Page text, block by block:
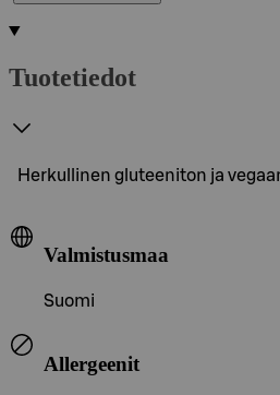
Tuotetiedot
Herkullinen gluteeniton ja
Valmistusmaa
Suomi
Allergeenit